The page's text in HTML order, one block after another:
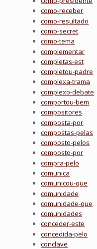
como-receber
como-resultado
como-secret
como-tema
complementar
completas-est
completou-padre
complexa-trama
complexo-debate
comportou-bem
compositores
composta-por
compostas-pelas
composto-pelos
composto-por
compra-pelo
comunica
comunicou-que
comunidade
comunidade-que
comunidades
conceder-este
concedida-pelo
conclave